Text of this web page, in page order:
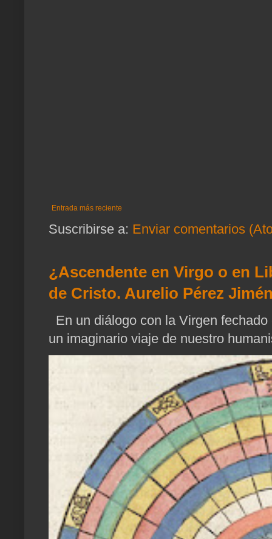
Entrada más reciente
Suscribirse a: Enviar comentarios
¿Ascendente en Virgo o en
de Cristo. Aurelio Pérez
En un diálogo con la Virgen
un imaginario viaje de nuestro